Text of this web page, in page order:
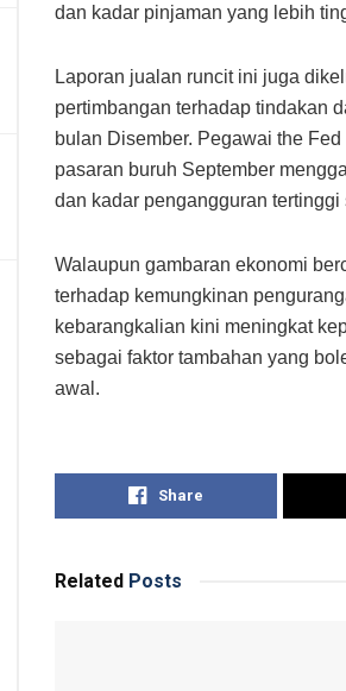
dan kadar pinjaman yang lebih
Laporan jualan runcit ini juga
pertimbangan terhadap tindakan
bulan Disember. Pegawai the
pasaran buruh September
dan kadar pengangguran tertinggi
Walaupun gambaran ekonomi
terhadap kemungkinan
kebarangkalian kini meningkat
sebagai faktor tambahan yang
awal.
Share
Related Posts